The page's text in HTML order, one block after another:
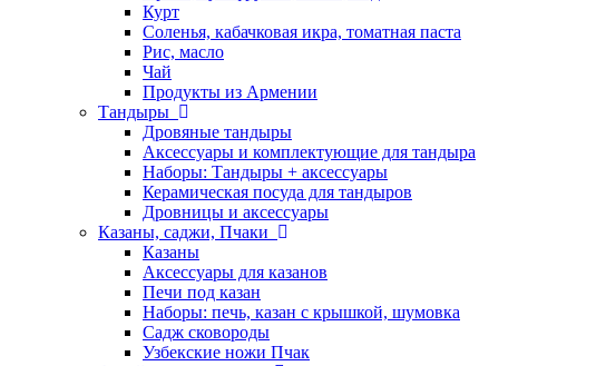
Курт
Соленья, кабачковая икра, томатная паста
Рис, масло
Чай
Продукты из Армении
Тандыры
Дровяные тандыры
Аксессуары и комплектующие для тандыра
Наборы: Тандыры + аксессуары
Керамическая посуда для тандыров
Дровницы и аксессуары
Казаны, саджи, Пчаки
Казаны
Аксессуары для казанов
Печи под казан
Наборы: печь, казан с крышкой, шумовка
Садж сковороды
Узбекские ножи Пчак